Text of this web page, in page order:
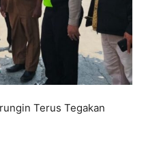
Terus Tegakan